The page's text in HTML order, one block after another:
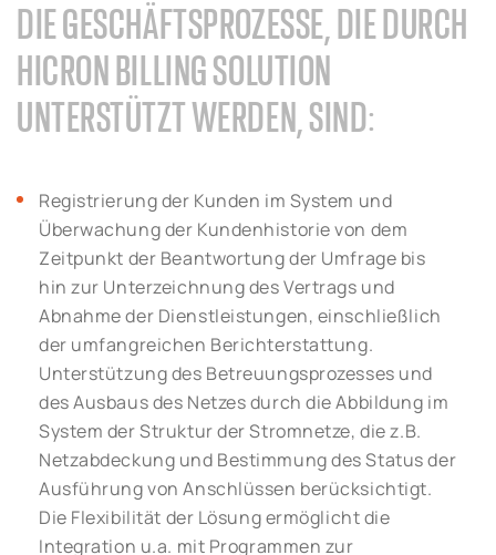
DIE GESCHÄFTSPROZESSE, DIE DURCH
HICRON BILLING SOLUTION
UNTERSTÜTZT WERDEN, SIND:
Registrierung der Kunden im System und
Überwachung der Kundenhistorie von dem
Zeitpunkt der Beantwortung der Umfrage bis
hin zur Unterzeichnung des Vertrags und
Abnahme der Dienstleistungen, einschließlich
der umfangreichen Berichterstattung.
Unterstützung des Betreuungsprozesses und
des Ausbaus des Netzes durch die Abbildung im
System der Struktur der Stromnetze, die z.B.
Netzabdeckung und Bestimmung des Status der
Ausführung von Anschlüssen berücksichtigt.
Die Flexibilität der Lösung ermöglicht die
Integration u.a. mit Programmen zur